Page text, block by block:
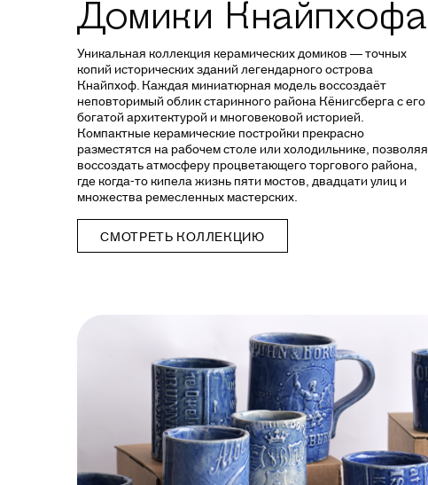
Домики Кнайпхофа
Уникальная коллекция керамических домиков — точных
копий исторических зданий легендарного острова
Кнайпхоф. Каждая миниатюрная модель воссоздаёт
неповторимый облик старинного района Кёнигсберга с его
богатой архитектурой и многовековой историей.
Компактные керамические постройки прекрасно
разместятся на рабочем столе или холодильнике, позволяя
воссоздать атмосферу процветающего торгового района,
где когда-то кипела жизнь пяти мостов, двадцати улиц и
множества ремесленных мастерских.
СМОТРЕТЬ КОЛЛЕКЦИЮ